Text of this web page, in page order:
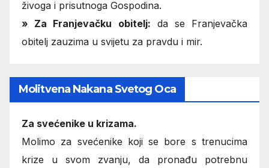
živoga i prisutnoga Gospodina.
» Za Franjevačku obitelj: da se Franjevačka
obitelj zauzima u svijetu za pravdu i mir.
Molitvena Nakana Svetog Oca
Za svećenike u krizama.
Molimo za svećenike koji se bore s trenucima
krize u svom zvanju, da pronađu potrebnu